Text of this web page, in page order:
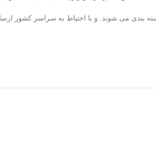
بندی می شوند. و با احتیاط به سراسر کشور